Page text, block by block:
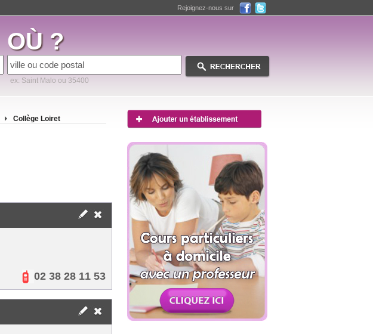
Rejoignez-nous sur
OÙ ?
ex: Saint Malo ou 35400
Collège Loiret
02 38 28 11 53